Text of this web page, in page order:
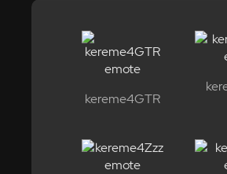
kereme4GTR